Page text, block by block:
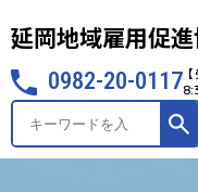
延岡地域雇用促
0982-20-0117
ト